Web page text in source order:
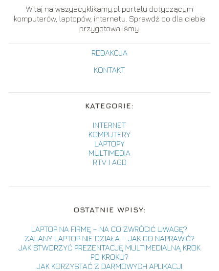
Witaj na wszyscyklikamy.pl portalu dotyczącym
komputerów, laptopów, internetu. Sprawdź co dla ciebie
przygotowaliśmy.
REDAKCJA
KONTAKT
KATEGORIE:
INTERNET
KOMPUTERY
LAPTOPY
MULTIMEDIA
RTV I AGD
OSTATNIE WPISY:
LAPTOP NA FIRMĘ – NA CO ZWRÓCIĆ UWAGĘ?
ZALANY LAPTOP NIE DZIAŁA – JAK GO NAPRAWIĆ?
JAK STWORZYĆ PREZENTACJĘ MULTIMEDIALNĄ KROK
PO KROKU?
JAK KORZYSTAĆ Z DARMOWYCH APLIKACJI